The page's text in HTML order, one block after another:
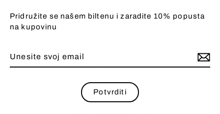
Pridružite se našem biltenu i zaradite 10% popusta
na kupovinu
Unesite
Pretplati
Potvrditi
(esc)
© 2026 Patix Omogućuje Shopify